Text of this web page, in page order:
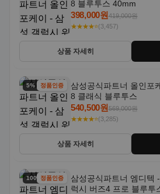
8 블루투스 40mm
398,000원419,000원
★★★★⭐(3,457)
상품 자세히
5% 할인정품인증
삼성공식파트너 올인포
8 클래식 블루투스
540,500원569,000원
★★★★⭐(3,285)
상품 자세히
100% 할인
정품인증
삼성공식파트너 엠디텍
럭시 버즈4 프로 블루투